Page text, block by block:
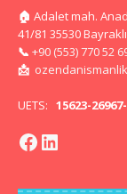
🏠 Adalet mah.
41/81 35530
📞 +90 (553) 770 52
📩
UETS: 15623-